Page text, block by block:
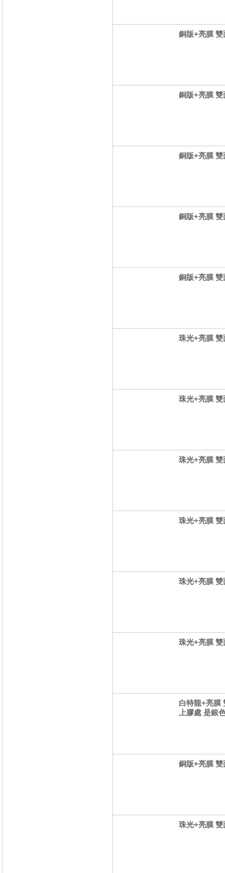
銅版+亮膜
銅版+亮膜
銅版+亮膜
銅版+亮膜
銅版+亮膜
珠光+亮膜
珠光+亮膜
珠光+亮膜
珠光+亮膜
珠光+亮膜
珠光+亮膜
白特龍+亮膜
上膠處 是銀
銅版+亮膜
珠光+亮膜